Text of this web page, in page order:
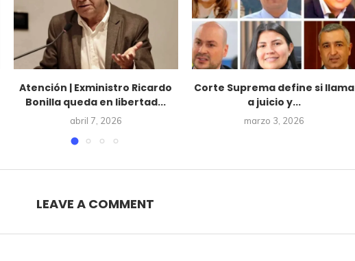
Atención | Exministro Ricardo
Bonilla queda en libertad...
abril 7, 2026
Corte Suprema define si llama
a juicio y...
marzo 3, 2026
LEAVE A COMMENT